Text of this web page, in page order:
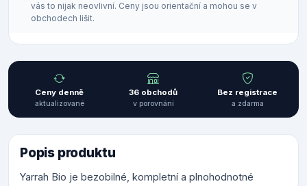
vás to nijak neovlivní. Ceny jsou orientační a mohou se v
obchodech lišit.
Ceny denně
aktualizované
36 obchodů
v porovnání
Bez registrace
a zdarma
Popis produktu
Yarrah Bio je bezobilné, kompletní a plnohodnotné